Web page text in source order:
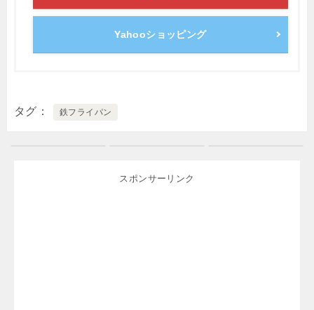
Yahooショッピング
タグ 鉄フライパン
スポンサーリンク